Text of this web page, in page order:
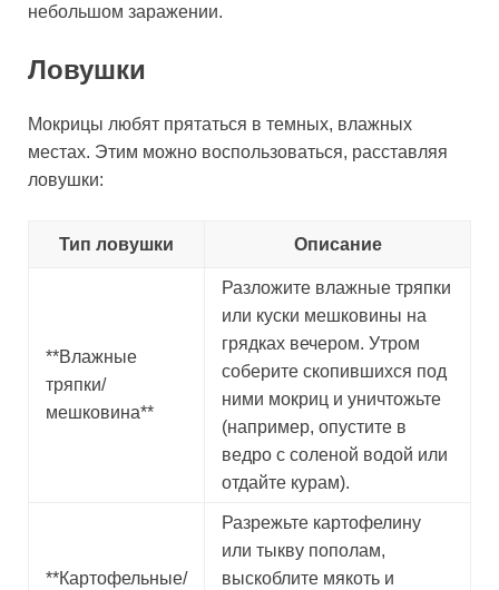
небольшом заражении.
Ловушки
Мокрицы любят прятаться в темных, влажных
местах. Этим можно воспользоваться, расставляя
ловушки:
Тип ловушки Описание
**Влажные
тряпки/
мешковина**
Разложите влажные тряпки
или куски мешковины на
грядках вечером. Утром
соберите скопившихся под
ними мокриц и уничтожьте
(например, опустите в
ведро с соленой водой или
отдайте курам).
**Картофельные/
Разрежьте картофелину
или тыкву пополам,
выскоблите мякоть и